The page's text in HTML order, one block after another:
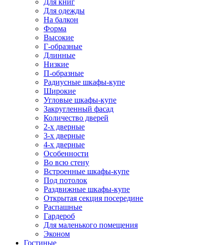
Для книг
Для одежды
На балкон
Форма
Высокие
Г-образные
Длинные
Низкие
П-образные
Радиусные шкафы-купе
Широкие
Угловые шкафы-купе
Закругленный фасад
Количество дверей
2-х дверные
3-х дверные
4-х дверные
Особенности
Во всю стену
Встроенные шкафы-купе
Под потолок
Раздвижные шкафы-купе
Открытая секция посередине
Распашные
Гардероб
Для маленького помещения
Эконом
Гостиные